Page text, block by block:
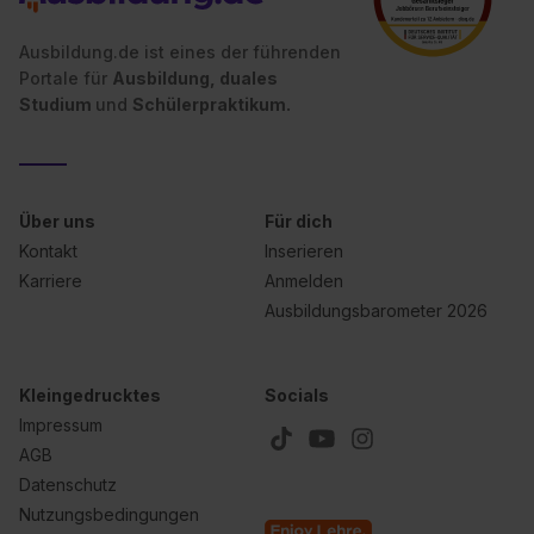
II). Du kannst die von dir erteilte Einwilligung jederzeit mit
Wirkung für die Zukunft ganz oder teilweise über unsere
Datenschutzerklärung unter dem Punkt „Datenschutz-
Einstellungen“ widerrufen. Weitere Informationen zu den
Ausbildung.de ist eines der führenden
Portale für Ausbildung, duales
Studium und Schülerpraktikum.
Über uns
Kontakt
Karriere
Für dich
Inserieren
Anmelden
Ausbildungsbarometer 2026
Kleingedrucktes
Impressum
AGB
Datenschutz
Nutzungsbedingungen
Socials